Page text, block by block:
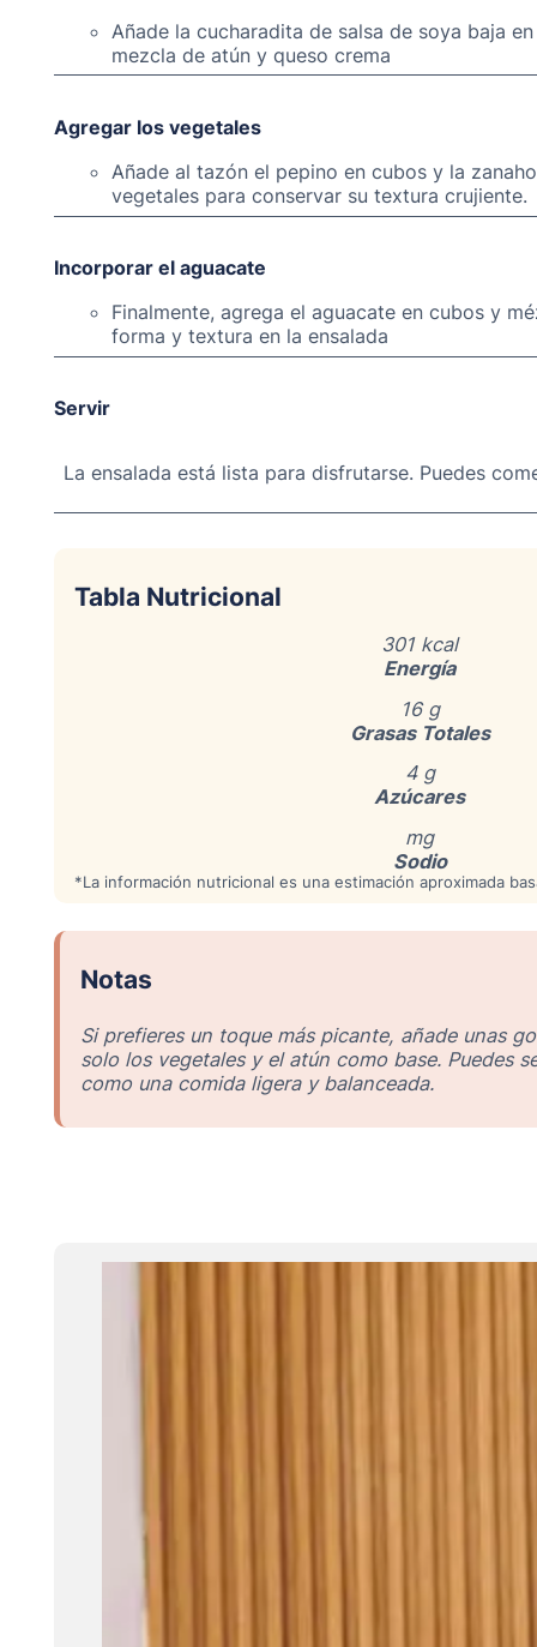
Añade la cucharadita de salsa de soya baja
mezcla de atún y queso crema
Agregar los vegetales
Añade al tazón el pepino en cubos y la
vegetales para conservar su textura crujiente.
Incorporar el aguacate
Finalmente, agrega el aguacate en cubos y
forma y textura en la ensalada
Servir
La ensalada está lista para disfrutarse. Puedes
Tabla Nutricional
301 kcal
Energía
16 g
Grasas Totales
4 g
Azúcares
mg
Sodio
*La información nutricional es una estimación aproximada
Notas
Si prefieres un toque más picante, añade unas
solo los vegetales y el atún como base. Puedes
como una comida ligera y balanceada.